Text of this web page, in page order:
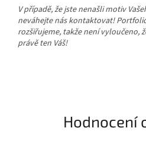
V případě, že jste nenašli motiv
neváhejte nás kontaktovat!
rozšiřujeme, takže není vyloučeno,
právě ten Váš!
Hodnocení